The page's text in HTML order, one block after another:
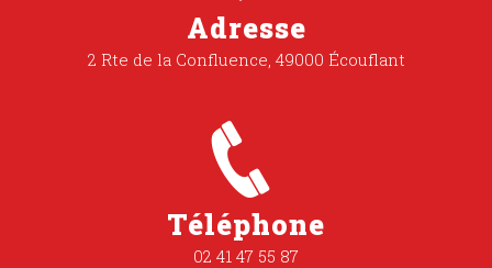
Adresse
2 Rte de la Confluence, 49000 Écouflant
Téléphone
02 41 47 55 87